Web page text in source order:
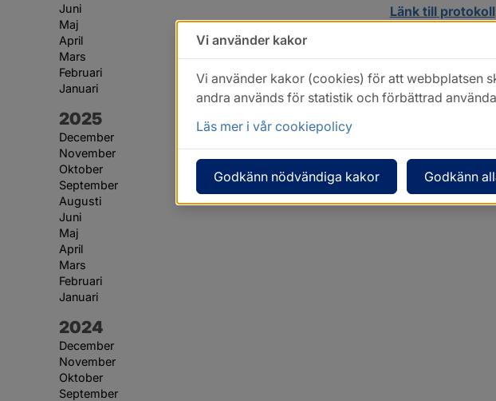
Juni
Maj
April
Mars
Februari
Januari
År:
2025
December
November
Oktober
September
Augusti
Juni
Maj
April
Mars
Februari
Januari
År:
2024
December
November
Oktober
September
Länk till protokoll
Vi använder kakor
Vi använder kakor (cookies) för att webbplatsen
andra används för statistik och förbättrad
Läs mer i vår cookiepolicy
Godkänn nödvändiga kakor Godkänn